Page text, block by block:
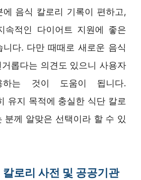
에 음식 칼로리 기록이 편하고,
속적인 다이어트 지원에 좋은
니다. 다만 때때로 새로운 음식
롭다는 의견도 있으니 사용자
는 것이 도움이 됩니다.
유지 목적에 충실한 식단 칼로
분께 알맞은 선택이라 할 수 있
로리 사전 및 공공기관